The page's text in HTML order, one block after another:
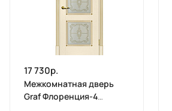
17 730р.
Межкомнатная дверь
Graf Флоренция-4